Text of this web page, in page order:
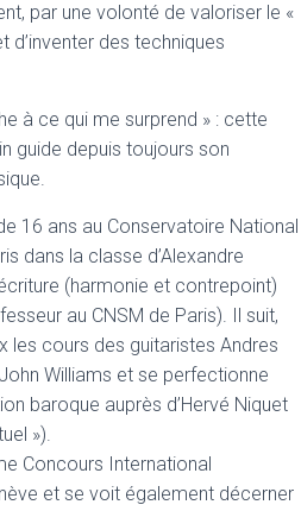
par une volonté de valoriser le «
d’inventer des techniques
à ce qui me surprend » : cette
guide depuis toujours son
16 ans au Conservatoire National
dans la classe d’Alexandre
(harmonie et contrepoint)
au CNSM de Paris). Il suit,
les cours des guitaristes Andres
Williams et se perfectionne
baroque auprès d’Hervé Niquet
»).
Concours International
et se voit également décerner